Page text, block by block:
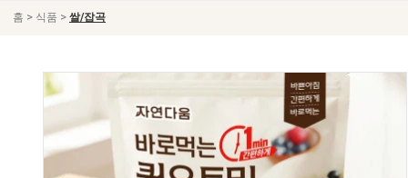
홈 > 식품 > 쌀/잡곡